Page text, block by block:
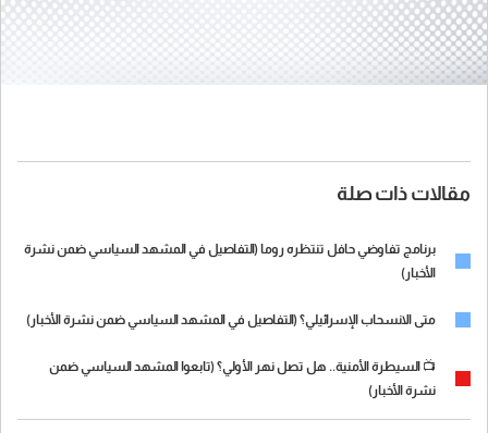
مقالات ذات صلة
برنامج تفاوضي حافل تنتظره روما (التفاصيل في المشهد السياسي ضمن نشرة
الأخبار)
متى الانسحاب الإسرائيلي؟ (التفاصيل في المشهد السياسي ضمن نشرة الأخبار)
📺 السيطرة الأمنية.. هل تصل نهر الأولي؟ (تابعوا المشهد السياسي ضمن
نشرة الأخبار)